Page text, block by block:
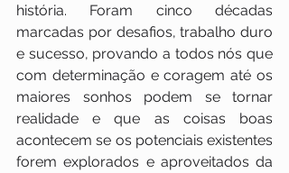
história. Foram cinco décadas
marcadas por desafios, trabalho duro
e sucesso, provando a todos nós que
com determinação e coragem até os
maiores sonhos podem se tornar
realidade e que as coisas boas
acontecem se os potenciais existentes
forem explorados e aproveitados da